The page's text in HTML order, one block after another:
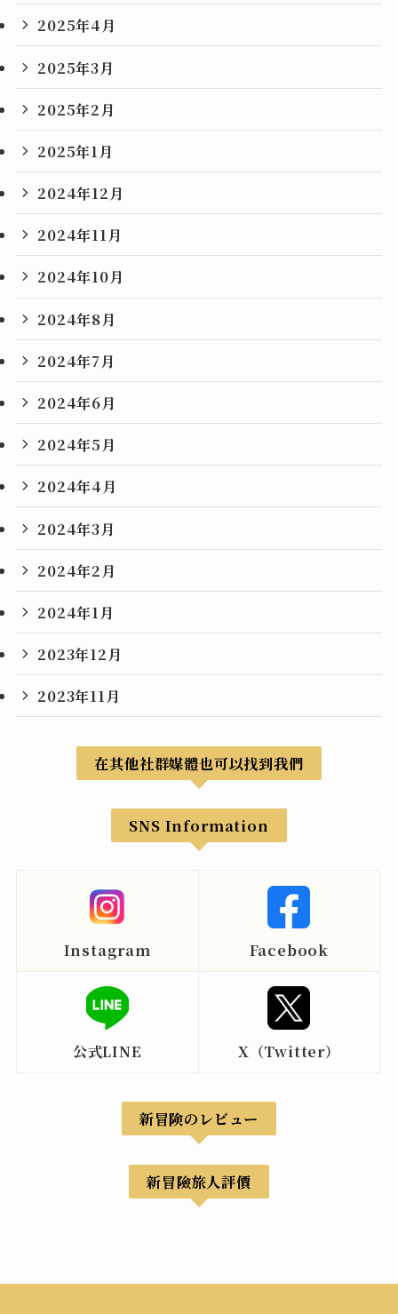
2025年4月
2025年3月
2025年2月
2025年1月
2024年12月
2024年11月
2024年10月
2024年8月
2024年7月
2024年6月
2024年5月
2024年4月
2024年3月
2024年2月
2024年1月
2023年12月
2023年11月
在其他社群媒體也可以找到我們
SNS Information
Instagram Facebook
公式LINE X（Twitter）
新冒険のレビュー
新冒險旅人評價